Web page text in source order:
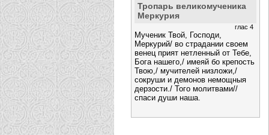
Тропарь великомученика
Меркурия
глас 4
Мученик Твой, Господи,
Меркурий/ во страдании своем
венец прият нетленный от Тебе,
Бога нашего,/ имеяй бо крепость
Твою,/ мучителей низложи,/
сокруши и демонов немощныя
дерзости./ Того молитвами//
спаси души наша.